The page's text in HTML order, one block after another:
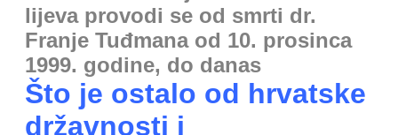
lijeva provodi se od smrti dr.
Franje Tuđmana od 10. prosinca
1999. godine, do danas
Što je ostalo od hrvatske
državnosti i